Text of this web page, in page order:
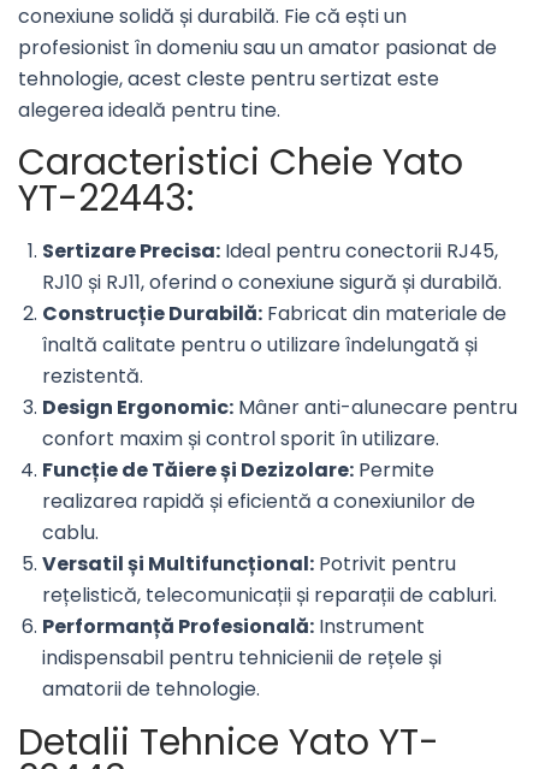
conexiune solidă și durabilă. Fie că ești un
profesionist în domeniu sau un amator pasionat de
tehnologie, acest cleste pentru sertizat este
alegerea ideală pentru tine.
Caracteristici Cheie Yato
YT-22443:
Sertizare Precisa: Ideal pentru conectorii RJ45,
RJ10 și RJ11, oferind o conexiune sigură și durabilă.
Construcție Durabilă: Fabricat din materiale de
înaltă calitate pentru o utilizare îndelungată și
rezistentă.
Design Ergonomic: Mâner anti-alunecare pentru
confort maxim și control sporit în utilizare.
Funcție de Tăiere și Dezizolare: Permite
realizarea rapidă și eficientă a conexiunilor de
cablu.
Versatil și Multifuncțional: Potrivit pentru
rețelistică, telecomunicații și reparații de cabluri.
Performanță Profesională: Instrument
indispensabil pentru tehnicienii de rețele și
amatorii de tehnologie.
Detalii Tehnice Yato YT-